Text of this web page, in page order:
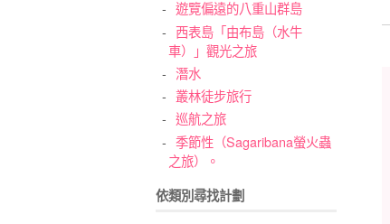
遊覽偏遠的八重山群島
西表島「由布島（水牛
車）」觀光之旅
潛水
叢林徒步旅行
巡航之旅
季節性（Sagaribana螢火蟲
之旅）。
依類別尋找計劃